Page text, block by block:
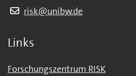
risk@unibw.de
Links
Forschungszentrum RISK